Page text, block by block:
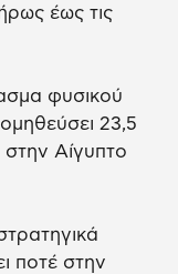
έως τις
φυσικού
23,5
στην Αίγυπτο
ποτέ στην